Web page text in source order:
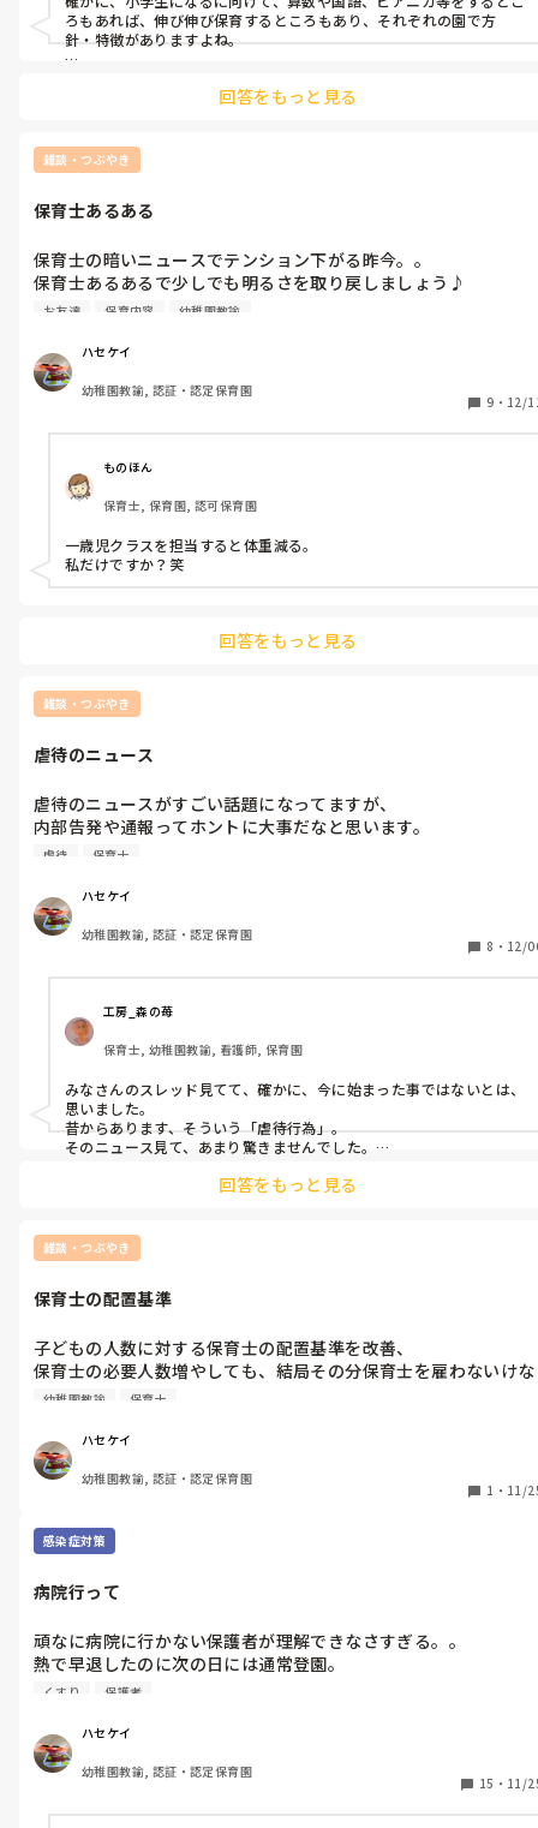
とか
など。。
すわ（笑）
育てたい10の姿をお互いがしっかり共通認識してどう捉えていく
かが大事だと思いました。
難しいですね。
ろもあれば、伸び伸び保育するところもあり、それぞれの園で方
針・特徴がありますよね。
保育園はフラッシュカード、太鼓、マーチング、ひらがななどいろい
私が勤務したところに限った話ですが、競争心が強いのは保育園、
ゆったりしているのは幼稚園だと感じました。
話を聞く態度やお友達に優しくする気持ちが育っているなど、それぞ
少し前までは、ひらがなは小学校で習えば良いという感じでした
が、今は、ひらがなは書けるのが前提で小学生になるという感じが
します。
私の園でも食事は30分確保していましたし、ひらがなが苦手な子も
いました。
園の年長全員が食べるのが遅い、ひらがなが書けない、というわけ
います。
年長担任は、いろいろと大変ですが、無理のない範囲で頑張ってく
回答をもっと見る
雑談・つぶやき
保育士あるある
保育士の暗いニュースでテンション下がる昨今。。
保育士あるあるで少しでも明るさを取り戻しましょう♪
皆さんの身近なあるあるを教えてください★
◉常にフルネームで呼ばれるお友達がいる。
◉出席確認で他の子の時にも元気に返事をする未満ちゃん。
◉無記名の服に時間取られる。
◉クリスマス前になると地元の図書館のサンタ関係の絵本が全滅
しがち。
etc。。
お友達 保育内容 幼稚園教諭
ハセケイ
幼稚園教諭, 認証・認定保育園
9 ・ 12/
ものほん
保育士, 保育園, 認可保育園
一歳児クラスを担当すると体重減る。
私だけですか？笑
回答をもっと見る
雑談・つぶやき
虐待のニュース
虐待のニュースがすごい話題になってますが、
内部告発や通報ってホントに大事だなと思います。
でも、ここぞとばかりに、イヤなとこしか見えない嫌いな先生の
内部告発ブームになったり疑心暗鬼になったりするのも怖い。
保護者が常に見えるカメラよりも
告発された時に、ちゃんとした保育をしてます！の証拠に使う時
まあ管理職がしっかり常に現場を知ること、見回ることなども大
虐待 保育士
ハセケイ
幼稚園教諭, 認証・認定保育園
8 ・ 12/
工房_森の苺
保育士, 幼稚園教諭, 看護師, 保育園
みなさんのスレッド見てて、確かに、今に始まった事ではないとは、
思いました。
昔からあります、そういう「虐待行為」。
そのニュース見て、あまり驚きませんでした。
新しいと思ったのは、外部に漏らすなと誓約書を書かせたことか
回答をもっと見る
雑談・つぶやき
保育士の配置基準
子どもの人数に対する保育士の配置基準を改善、
保育士の必要人数増やしても、結局その分保育士を雇わないけな
くなって、でも保育士集まらなくてどうしよう。。ってなりそ
よし、保育士集まるようにもっと賃金アップしよう！
ってなるの期待⭐️
幼稚園教諭 保育士
ハセケイ
幼稚園教諭, 認証・認定保育園
1 ・ 11/
感染症対策
病院行って
頑なに病院に行かない保護者が理解できなさすぎる。。
熱で早退したのに次の日には通常登園。
『帰ったら熱は下がりました！薬飲んでます。』
子どもに
『何の薬飲んでるの？』と聞いたら
『アンパンマンの！』
くすり 保護者
ハセケイ
幼稚園教諭, 認証・認定保育園
15 ・ 11/